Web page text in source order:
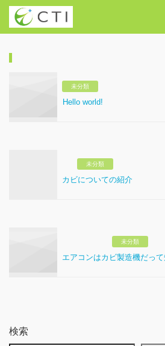
未分類
Hello world!
未分類
カビについての紹介
未分類
エアコンはカビ製造機だって
検索